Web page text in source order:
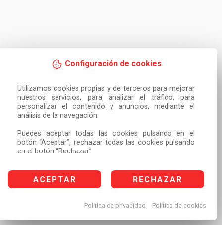
Configuración de cookies
Utilizamos cookies propias y de terceros para mejorar
nuestros servicios, para analizar el tráfico, para
personalizar el contenido y anuncios, mediante el
análisis de la navegación.
Puedes aceptar todas las cookies pulsando en el
botón “Aceptar”, rechazar todas las cookies pulsando
en el botón “Rechazar”
ACEPTAR RECHAZAR
Política de privacidad Política de cookies